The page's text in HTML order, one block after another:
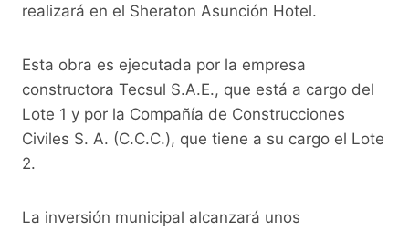
realizará en el Sheraton Asunción Hotel.
Esta obra es ejecutada por la empresa
constructora Tecsul S.A.E., que está a cargo del
Lote 1 y por la Compañía de Construcciones
Civiles S. A. (C.C.C.), que tiene a su cargo el Lote
2.
La inversión municipal alcanzará unos